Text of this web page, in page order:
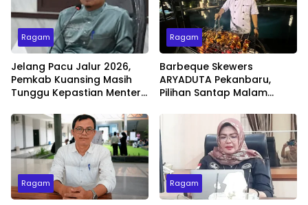
Ragam
Jelang Pacu Jalur 2026,
Pemkab Kuansing Masih
Tunggu Kepastian Menteri
Ragam
Barbeque Skewers
ARYADUTA Pekanbaru,
Pilihan Santap Malam
Ragam Ragam